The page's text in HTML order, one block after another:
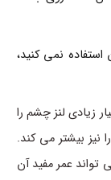
نمی کنید،
زیادی لنز چشم را
نیز بیشتر می کند.
تواند عمر مفید آن